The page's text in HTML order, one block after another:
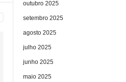
outubro 2025
setembro 2025
agosto 2025
julho 2025
junho 2025
maio 2025